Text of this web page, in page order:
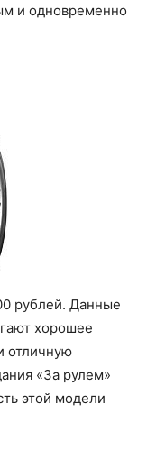
и одновременно
рублей. Данные
хорошее
отличную
«За рулем»
этой модели